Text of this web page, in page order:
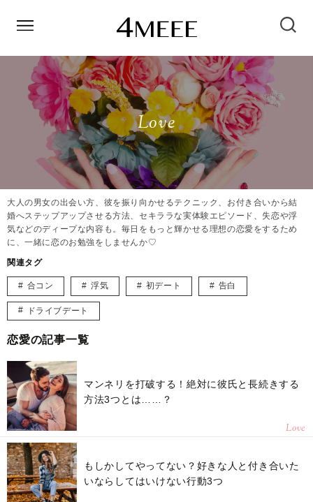
Love
大人の男女の出会い方、彼を振り向かせるテクニック、お付き合いから結
婚へステップアップさせる方法、セキララな実体験エピソード、失恋や浮
気などのディープな内容も。毎日をもっと輝かせる理想の恋愛をするため
に、一緒に恋のお勉強をしませんか♡
関連タグ
合コン 浮気 初デート 告白
ドライブデート
恋愛の記事一覧
マンネリを打破する！絶対に彼氏と長続きする
方法3つとは……？
Love
もしかしてやってない？好きな人と付き合いた
いならしてはいけない行動3つ